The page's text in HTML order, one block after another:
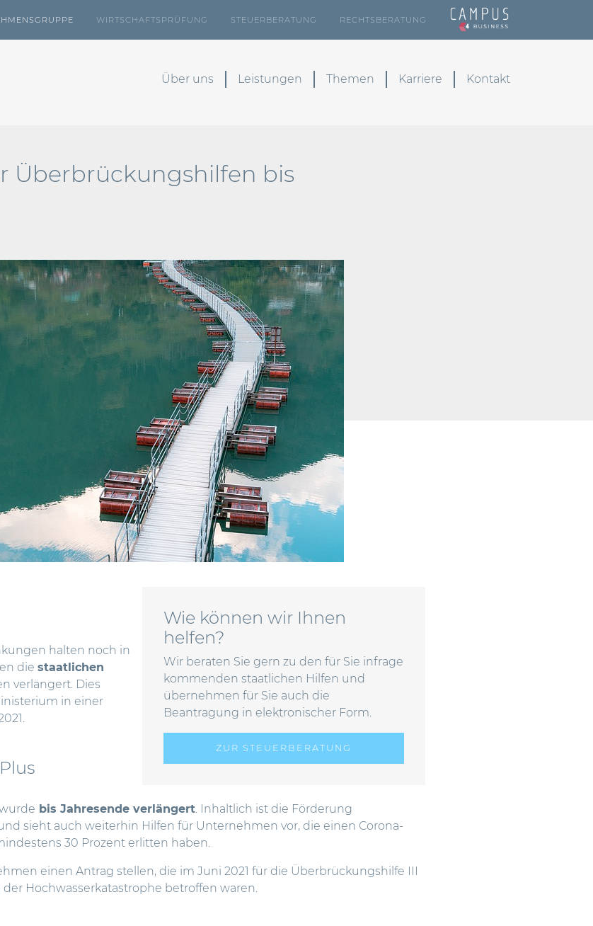
WIRTSCHAFTSPRÜFUNG STEUERBERATUNG RECHTSBERATUNG
Über uns Leistungen Themen Karriere Kontakt
Überbrückungshilfen bis
Wie können wir Ihnen
helfen?
Wir beraten Sie gern zu den für Sie infrage
kommenden staatlichen Hilfen und
übernehmen für Sie auch die
Beantragung in elektronischer Form.
ZUR STEUERBERATUNG
halten noch in
die staatlichen
verlängert. Dies
in einer
bis Jahresende verlängert . Inhaltlich ist die Förderung
sieht auch weiterhin Hilfen für Unternehmen vor, die einen Corona-
30 Prozent erlitten haben.
einen Antrag stellen, die im Juni 2021 für die Überbrückungshilfe III
Hochwasserkatastrophe betroffen waren.